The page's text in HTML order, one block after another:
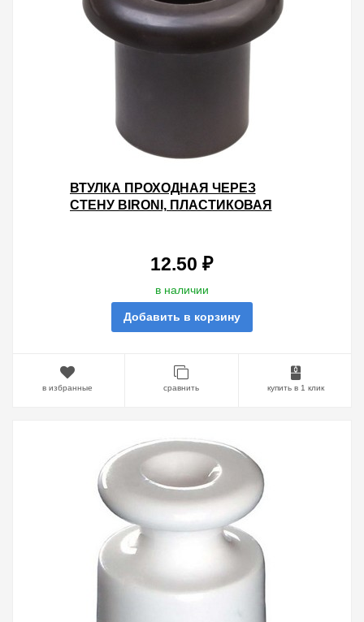
ВТУЛКА ПРОХОДНАЯ ЧЕРЕЗ
СТЕНУ BIRONI, ПЛАСТИКОВАЯ
12.50 ₽
в наличии
Добавить в корзину
в избранные сравнить купить в 1 клик